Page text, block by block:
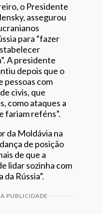
o Presidente
assegurou
para “fazer
A presidente
depois que o
pessoas com
civis, que
como ataques a
fariam reféns”.
da Moldávia na
de posição
de que a
lidar sozinha com
Rússia”.
PUBLICIDADE